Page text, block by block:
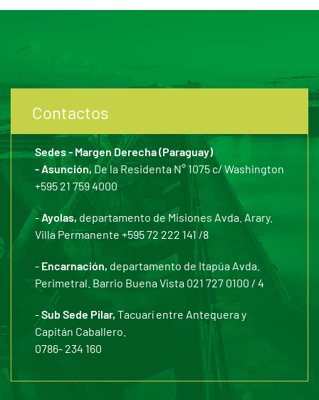
Contactos
Sedes - Margen Derecha (Paraguay)
- Asunción,De la Residenta N° 1075 c/ Washington
+595 21 759 4000
-Ayolas, departamento de Misiones Avda. Arary.
Villa Permanente +595 72 222 141 /8
- Encarnación, departamento de Itapúa Avda.
Perimetral. Barrio Buena Vista 021 727 0100 / 4
-Sub Sede Pilar, Tacuarí entre Antequera y
Capitán Caballero.
0786- 234 160